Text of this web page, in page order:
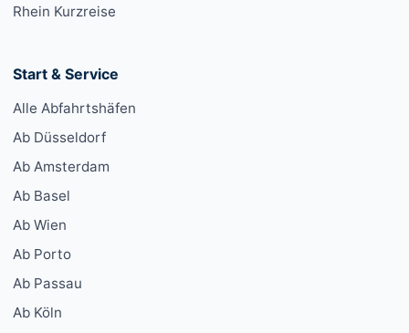
Rhein Kurzreise
Start & Service
Alle Abfahrtshäfen
Ab Düsseldorf
Ab Amsterdam
Ab Basel
Ab Wien
Ab Porto
Ab Passau
Ab Köln